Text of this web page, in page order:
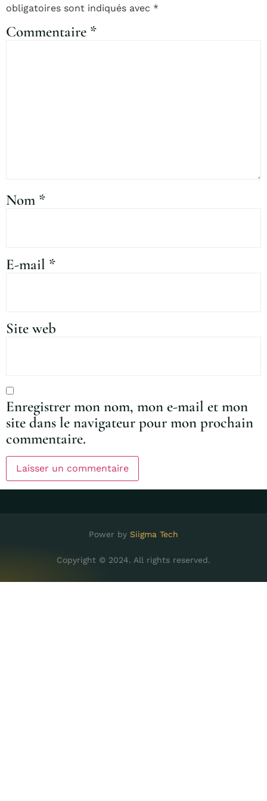
obligatoires sont indiqués avec *
Commentaire *
Nom *
E-mail *
Site web
Enregistrer mon nom, mon e-mail et mon
site dans le navigateur pour mon prochain
commentaire.
Power by Siigma Tech
Copyright © 2024. All rights reserved.